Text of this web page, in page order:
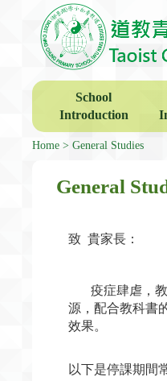
School
Introduction
Home General Studies
General
致 貴家長：
疫症肆虐，教
源，配合教科書
效果。
以下是停課期間